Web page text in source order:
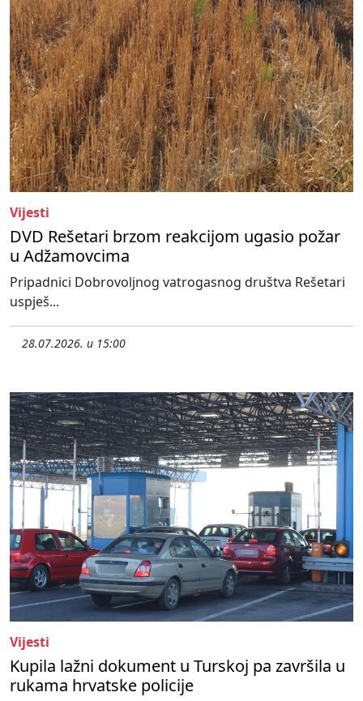
Vijesti
DVD Rešetari brzom reakcijom ugasio požar
u Adžamovcima
Pripadnici Dobrovoljnog vatrogasnog društva Rešetari
uspješ...
28.07.2026. u 15:00
Vijesti
Kupila lažni dokument u Turskoj pa završila u
rukama hrvatske policije